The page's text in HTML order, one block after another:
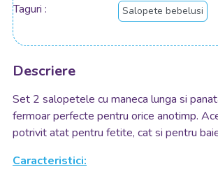
Taguri Salopete bebelusi
Descriere
Set 2 salopetele cu maneca lunga si
fermoar perfecte pentru orice anotimp.
potrivit atat pentru fetite, cat si pentru
Caracteristici: